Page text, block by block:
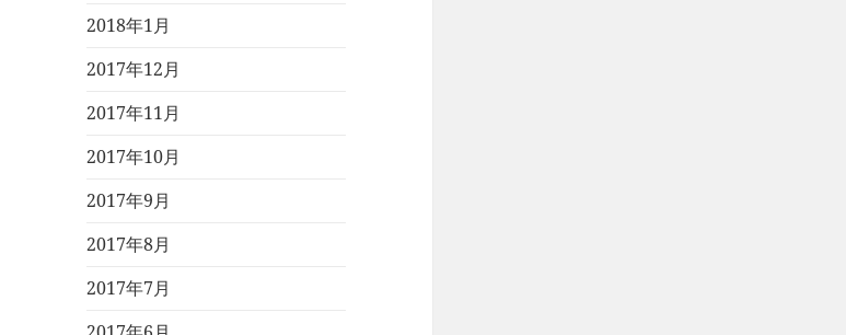
2018年1月
2017年12月
2017年11月
2017年10月
2017年9月
2017年8月
2017年7月